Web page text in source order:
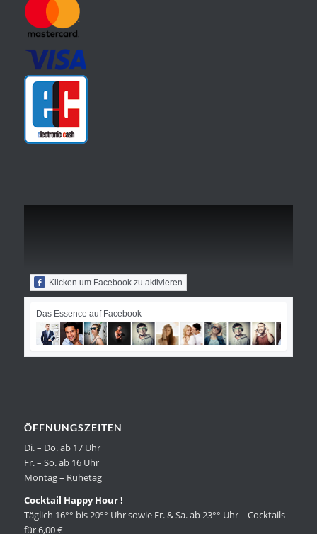
Klicken um Facebook zu aktivieren
Das Essence auf Facebook
ÖFFNUNGSZEITEN
Di. – Do. ab 17 Uhr
Fr. – So. ab 16 Uhr
Montag – Ruhetag
Cocktail Happy Hour !
Täglich 16°° bis 20°° Uhr sowie Fr. & Sa. ab 23°° Uhr – Cocktails
für 6,00 €